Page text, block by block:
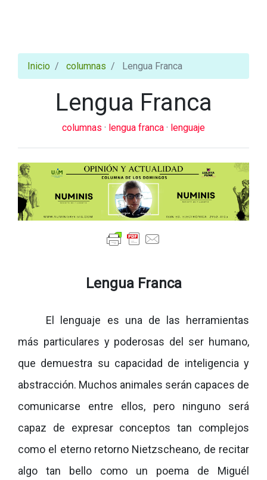
Inicio columnas Lengua Franca
Lengua Franca
columnas · lengua franca · lenguaje
Lengua Franca
El lenguaje es una de las herramientas
más particulares y poderosas del ser humano,
que demuestra su capacidad de inteligencia y
abstracción. Muchos animales serán capaces de
comunicarse entre ellos, pero ninguno será
capaz de expresar conceptos tan complejos
como el eterno retorno Nietzscheano, de recitar
algo tan bello como un poema de Miguél